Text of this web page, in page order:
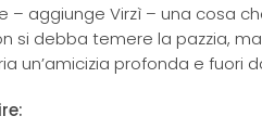
– aggiunge Virzì – una cosa
si debba temere la pazzia,
un’amicizia profonda e fuori